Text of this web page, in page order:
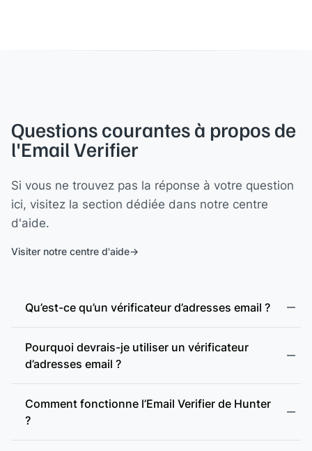
Questions courantes à propos de
l'Email Verifier
Si vous ne trouvez pas la réponse à votre question
ici, visitez la section dédiée dans notre centre
d'aide.
Visiter notre centre d'aide
Qu’est-ce qu’un vérificateur d’adresses email ?
Pourquoi devrais-je utiliser un vérificateur
d’adresses email ?
Comment fonctionne l’Email Verifier de Hunter
?